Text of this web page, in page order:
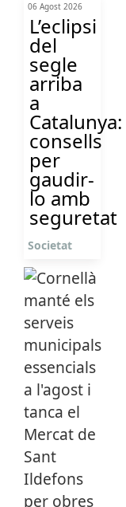
06 Agost 2026
L’eclipsi
del
segle
arriba
a
Catalunya:
consells
per
gaudir-
lo amb
seguretat
Societat